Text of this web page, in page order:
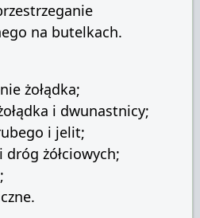
na butelkach.
żołądka;
i dwunastnicy;
i jelit;
żółciowych;